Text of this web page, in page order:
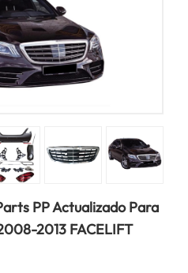
PP Actualizado Para
2013 FACELIFT